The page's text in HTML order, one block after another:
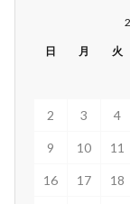
日 月 火
2 3 4
9 10 11
16 17 18